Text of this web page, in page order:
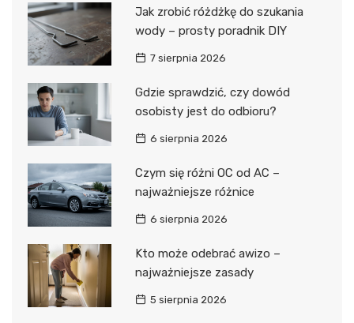
Jak zrobić różdżkę do szukania
wody – prosty poradnik DIY
7 sierpnia 2026
Gdzie sprawdzić, czy dowód
osobisty jest do odbioru?
6 sierpnia 2026
Czym się różni OC od AC –
najważniejsze różnice
6 sierpnia 2026
Kto może odebrać awizo –
najważniejsze zasady
5 sierpnia 2026